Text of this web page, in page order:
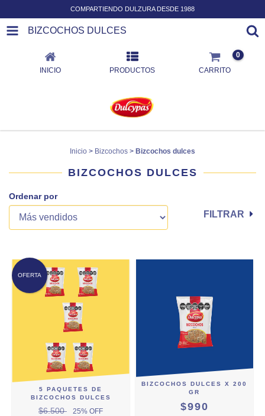
COMPARTIENDO DULZURA DESDE 1988
BIZCOCHOS DULCES
INICIO PRODUCTOS CARRITO
0
Inicio > Bizcochos > Bizcochos dulces
BIZCOCHOS DULCES
Ordenar por
FILTRAR
OFERTA
5 PAQUETES DE
BIZCOCHOS DULCES
$6.500 25% OFF
BIZCOCHOS DULCES X 200
GR
$990